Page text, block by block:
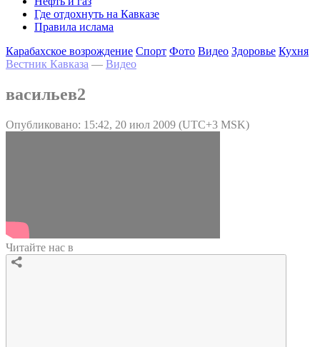
Где отдохнуть на Кавказе
Правила ислама
Карабахское возрождение Спорт Фото Видео Здоровье Кухня
Вестник Кавказа — Видео
васильев2
Опубликовано: 15:42, 20 июл 2009 (UTC+3 MSK)
Читайте нас в